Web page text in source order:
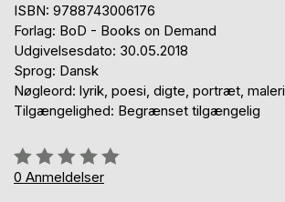
ISBN: 9788743006176
Forlag: BoD - Books on Demand
Udgivelsesdato: 30.05.2018
Sprog: Dansk
Nøgleord: lyrik, poesi, digte, portræt, maleri
Tilgængelighed: Begrænset tilgængelig
Anmeldelse::
0%
0 Anmeldelser